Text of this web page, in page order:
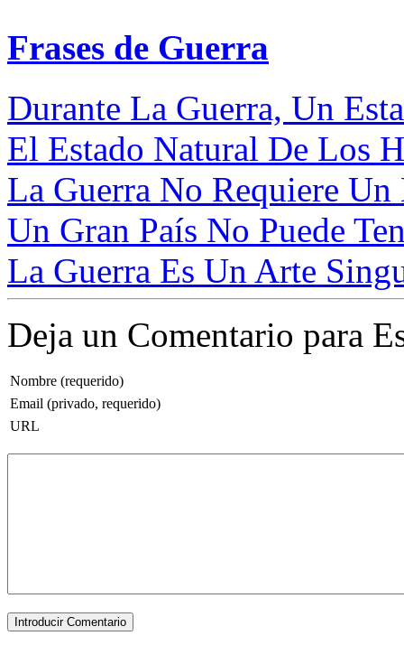
Frases de Guerra
Durante La Guerra, Un
El Estado Natural De Los
La Guerra No Requiere
Un Gran País No Puede
La Guerra Es Un Arte
Deja un Comentario para
Nombre (requerido)
Email (privado, requerido)
URL